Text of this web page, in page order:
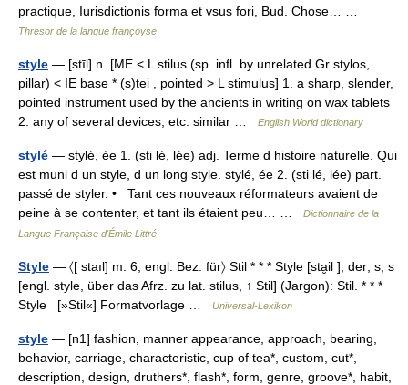
practique, Iurisdictionis forma et vsus fori, Bud. Chose… …
Thresor de la langue françoyse
style — [stīl] n. [ME < L stilus (sp. infl. by unrelated Gr stylos,
pillar) < IE base * (s)tei , pointed > L stimulus] 1. a sharp, slender,
pointed instrument used by the ancients in writing on wax tablets
2. any of several devices, etc. similar …
English World dictionary
stylé — stylé, ée 1. (sti lé, lée) adj. Terme d histoire naturelle. Qui
est muni d un style, d un long style. stylé, ée 2. (sti lé, lée) part.
passé de styler. • Tant ces nouveaux réformateurs avaient de
peine à se contenter, et tant ils étaient peu… …
Dictionnaire de la
Langue Française d'Émile Littré
Style — 〈[ staıl] m. 6; engl. Bez. für〉 Stil * * * Style [sta̮il ], der; s, s
[engl. style, über das Afrz. zu lat. stilus, ↑ Stil] (Jargon): Stil. * * *
Style [»Stil«] Formatvorlage …
Universal-Lexikon
style — [n1] fashion, manner appearance, approach, bearing,
behavior, carriage, characteristic, cup of tea*, custom, cut*,
description, design, druthers*, flash*, form, genre, groove*, habit,